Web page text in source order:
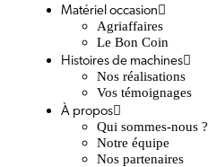
Matériel occasion
Agriaffaires
Le Bon Coin
Histoires de machines
Nos réalisations
Vos témoignages
À propos
Qui sommes-nous ?
Notre équipe
Nos partenaires